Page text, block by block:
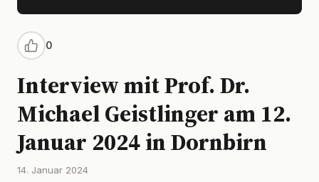
0
Interview mit Prof. Dr.
Michael Geistlinger am 12.
Januar 2024 in Dornbirn
14. Januar 2024